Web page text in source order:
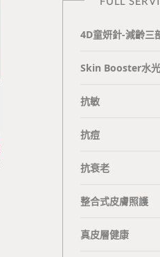
4D童妍針-減齡三
Skin Booster水
抗敏
抗痘
抗衰老
整合式皮膚照護
真皮層健康